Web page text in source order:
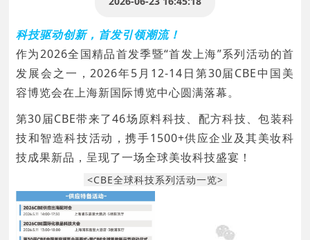
科技驱动创新，首发引领潮流！
作为2026全国精品首发季暨“首发上海”系列活动的首
发展会之一，2026年5月12-14日第30届CBE中国美
容博览会在上海新国际博览中心圆满落幕。
第30届CBE带来了46场原料科技、配方科技、包装科
技和智造科技活动，携手1500+供应企业及其美妆科
技成果新品，呈现了一场全球美妆科技盛宴！
<CBE全球科技系列活动一览>